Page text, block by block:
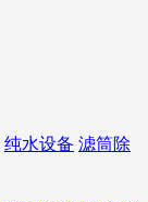
纯水设备 滤筒除